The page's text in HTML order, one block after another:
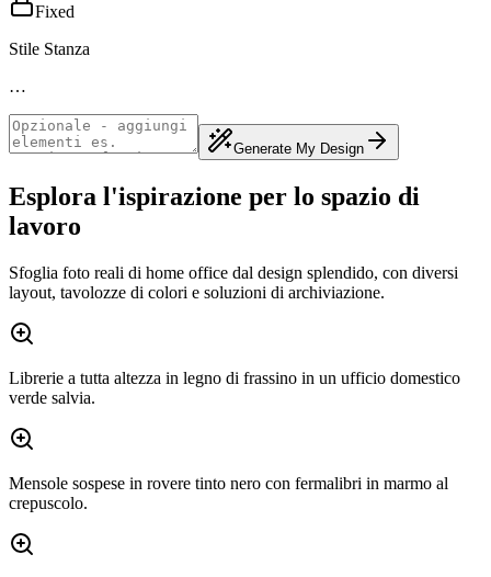
Fixed
Stile Stanza
…
Generate My Design
Esplora l'ispirazione per lo spazio di
lavoro
Sfoglia foto reali di home office dal design splendido, con diversi
layout, tavolozze di colori e soluzioni di archiviazione.
Librerie a tutta altezza in legno di frassino in un ufficio domestico
verde salvia.
Mensole sospese in rovere tinto nero con fermalibri in marmo al
crepuscolo.